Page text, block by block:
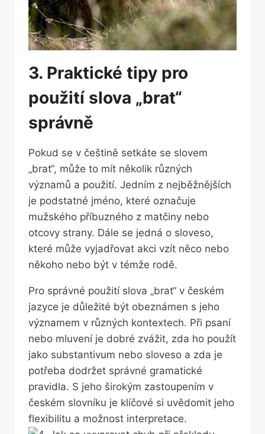
3. Praktické tipy pro ​
použití⁤ slova „brat“
správně
Pokud se v češtině setkáte​ se slovem
„brat“, může ‌to mít několik různých
významů a použití. Jedním z nejběžnějších‍
je podstatné jméno, které označuje
mužského příbuzného z matčiny nebo
otcovy ‌strany. Dále⁤ se ​jedná o sloveso,
které může vyjadřovat akci vzít něco nebo
někoho‌ nebo ⁣být v témže rodě.
Pro správné použití slova „brat“ v českém
jazyce je důležité být obeznámen s jeho
významem ‍v různých kontextech. Při psaní
nebo mluvení je dobré zvážit, zda ho použít
jako substantivum ‌nebo⁢ sloveso a zda ⁤je
potřeba dodržet správné gramatické
pravidla. S jeho širokým zastoupením ⁢v
českém ‌slovníku ‍je klíčové si uvědomit jeho​
flexibilitu a ⁢možnost interpretace.